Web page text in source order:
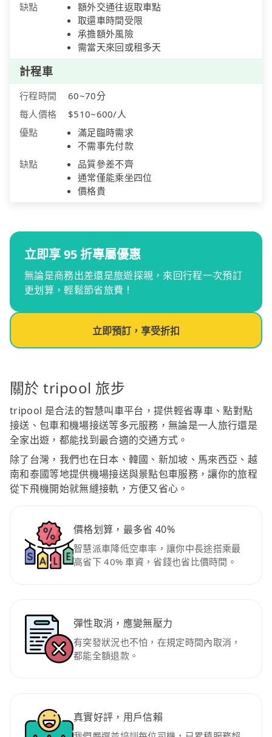
缺點
額外交通往返取車點
取還車時間受限
承擔額外風險
需當天來回或租多天
計程車
行程時間
60~70分
每人價格
$510~600/人
優點
滿足臨時需求
不需事先付款
缺點
品質參差不齊
通常僅能乘坐四位
價格貴
立即享 95 折專屬優惠
無論是商務出差還是旅遊探親，來回行程一次預訂
更划算，輕鬆節省旅費！
立即預訂，享受折扣
關於 tripool 旅步
tripool 是合法的智慧叫車平台，提供輕省專車、點對點
接送、包車和機場接送等多元服務，無論是一人旅行還是
全家出遊，都能找到最合適的交通方式。
除了台灣，我們也在日本、韓國、新加坡、馬來西亞、越
南和泰國等地提供機場接送與景點包車服務，讓你的旅程
從下飛機開始就無縫接軌，方便又省心。
價格划算，最多省 40%
智慧派車降低空車率，讓你中長途搭乘最
高省下 40% 車資，省錢也省比價時間。
彈性取消，應變無壓力
有突發狀況也不怕，在規定時間內取消，
都能全額退款。
真實好評，用戶信賴